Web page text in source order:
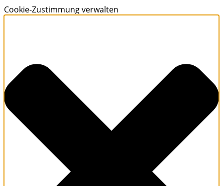
Cookie-Zustimmung verwalten